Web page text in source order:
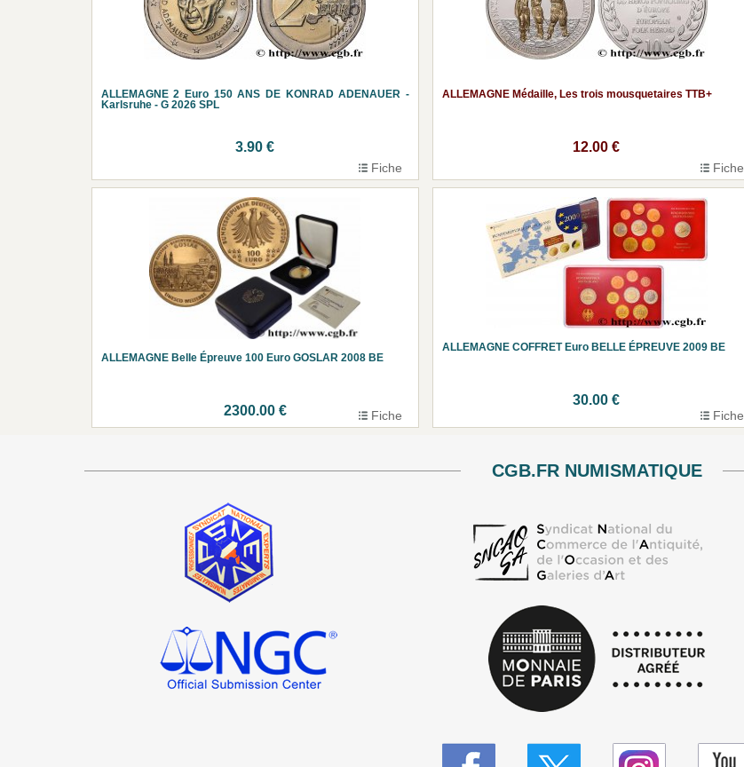
ALLEMAGNE 2 Euro 150 ANS DE KONRAD ADENAUER -
Karlsruhe - G 2026 SPL
3.90 €
Fiche
ALLEMAGNE Médaille, Les trois mousquetaires TTB+
12.00 €
Fiche
ALLEMAGNE Belle Épreuve 100 Euro GOSLAR 2008 BE
2300.00 € Fiche
ALLEMAGNE COFFRET Euro BELLE ÉPREUVE 2009 BE
30.00 €
Fiche
CGB.FR NUMISMATIQUE